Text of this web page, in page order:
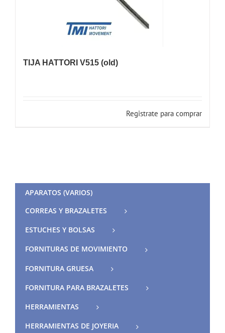
TIJA HATTORI V515 (old)
Registrate para comprar
APARATOS (VARIOS)
CORREAS Y BRAZALETES
ESTUCHES Y BOLSAS
FORNITURAS DE MOVIMIENTO
FORNITURA GRUESA
FORNITURA PARA BRAZALETES
HERRAMIENTAS
HERRAMIENTAS DE JOYERIA